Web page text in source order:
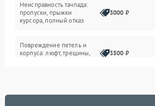
Сеть и интернет
Неисправность тачпада:
пропуски, прыжки
курсора, полный отказ
3000 ₽
Повреждение петель и
корпуса: люфт, трещины,
3500 ₽
быстрая разрядка,
2500 ₽